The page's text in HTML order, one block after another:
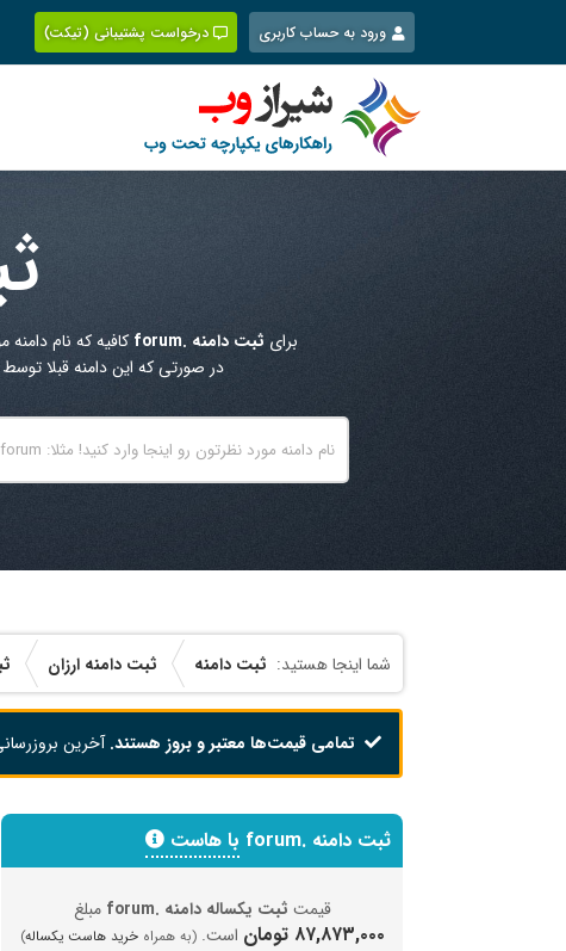
content
ورود به حساب کاربری درخواست پشتیبانی (تیکت)
برای ثبت دامنه .forum کافیه که نام دامنه
در صورتی که این دامنه قبلا
ثبت دامنه ثبت دامنه ارزان
تمامی قیمت‌ها معتبر و بروز هستند.آخرین
ثبت دامنه .forum با هاست
قیمت ثبت یکساله دامنه .forum مبلغ
۸۷,۸۷۳,۰۰۰ تومان است.(به همراهخرید هاست یکساله)